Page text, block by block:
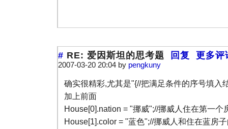
# RE: 爱因斯坦的思考题 回复 更多评
2007-03-20 20:04 by pengkuny
确实很精彩,尤其是"{//把满足条件的序号填入
加上前面
House[0].nation = "挪威";//挪威人住在第一个
House[1].color = "蓝色";//挪威人和住在蓝房